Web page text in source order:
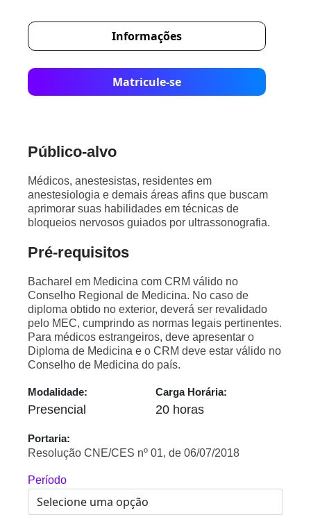
Informações
Matricule-se
Público-alvo
Médicos, anestesistas, residentes em
anestesiologia e demais áreas afins que buscam
aprimorar suas habilidades em técnicas de
bloqueios nervosos guiados por ultrassonografia.
Pré-requisitos
Bacharel em Medicina com CRM válido no
Conselho Regional de Medicina. No caso de
diploma obtido no exterior, deverá ser revalidado
pelo MEC, cumprindo as normas legais pertinentes.
Para médicos estrangeiros, deve apresentar o
Diploma de Medicina e o CRM deve estar válido no
Conselho de Medicina do país.
Modalidade:
Presencial
Carga Horária:
20 horas
Portaria:
Resolução CNE/CES nº 01, de 06/07/2018
Período